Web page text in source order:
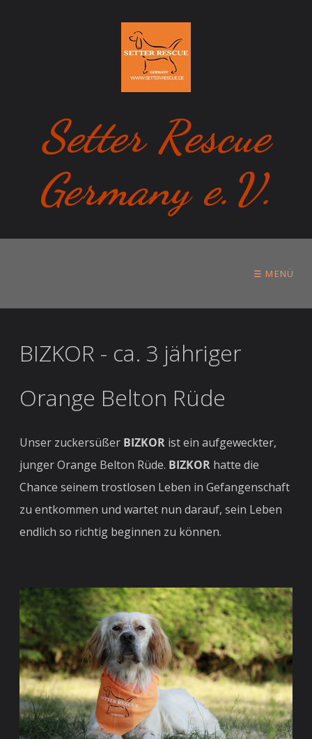
Setter Rescue
Germany e.V.
☰ MENÜ
BIZKOR - ca. 3 jähriger
Orange Belton Rüde
Unser zuckersüßer BIZKOR ist ein aufgeweckter,
junger Orange Belton Rüde. BIZKOR hatte die
Chance seinem trostlosen Leben in Gefangenschaft
zu entkommen und wartet nun darauf, sein Leben
endlich so richtig beginnen zu können.